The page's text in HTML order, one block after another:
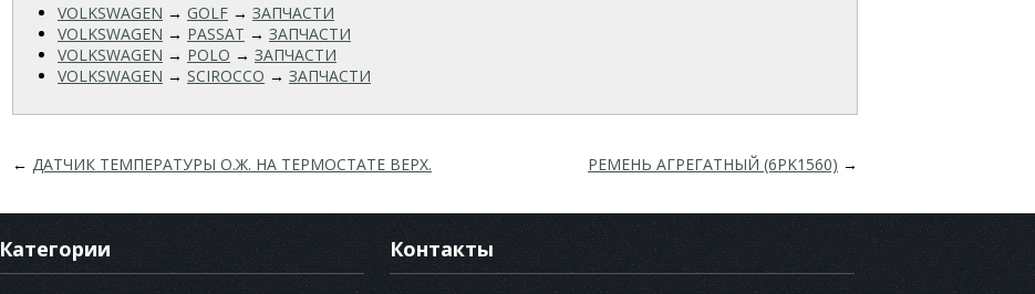
VOLKSWAGEN → GOLF → ЗАПЧАСТИ
VOLKSWAGEN → PASSAT → ЗАПЧАСТИ
VOLKSWAGEN → POLO → ЗАПЧАСТИ
VOLKSWAGEN → SCIROCCO → ЗАПЧАСТИ
← ДАТЧИК ТЕМПЕРАТУРЫ О.Ж. НА ТЕРМОСТАТЕ ВЕРХ. РЕМЕНЬ АГРЕГАТНЫЙ (6PK1560) →
Категории Контакты